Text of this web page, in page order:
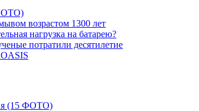
возрастом 1300 лет
нагрузка на батарею?
потратили десятилетие
(15 ФОТО)